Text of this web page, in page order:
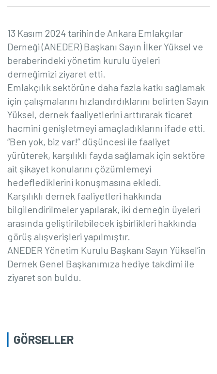
13 Kasım 2024 tarihinde Ankara Emlakçılar
Derneği (ANEDER) Başkanı Sayın İlker Yüksel ve
beraberindeki yönetim kurulu üyeleri
derneğimizi ziyaret etti.
Emlakçılık sektörüne daha fazla katkı sağlamak
için çalışmalarını hızlandırdıklarını belirten Sayın
Yüksel, dernek faaliyetlerini arttırarak ticaret
hacmini genişletmeyi amaçladıklarını ifade etti.
“Ben yok, biz var!” düşüncesi ile faaliyet
yürüterek, karşılıklı fayda sağlamak için sektöre
ait şikayet konularını çözümlemeyi
hedeflediklerini konuşmasına ekledi.
Karşılıklı dernek faaliyetleri hakkında
bilgilendirilmeler yapılarak, iki derneğin üyeleri
arasında geliştirilebilecek işbirlikleri hakkında
görüş alışverişleri yapılmıştır.
ANEDER Yönetim Kurulu Başkanı Sayın Yüksel’in
Dernek Genel Başkanımıza hediye takdimi ile
ziyaret son buldu.
GÖRSELLER